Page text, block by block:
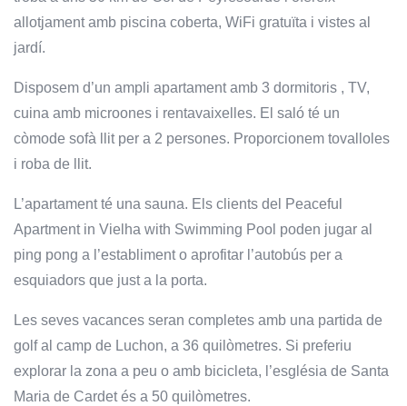
allotjament amb piscina coberta, WiFi gratuïta i vistes al
jardí.
Disposem d’un ampli apartament amb 3 dormitoris , TV,
cuina amb microones i rentavaixelles. El saló té un
còmode sofà llit per a 2 persones. Proporcionem tovalloles
i roba de llit.
L’apartament té una sauna. Els clients del Peaceful
Apartment in Vielha with Swimming Pool poden jugar al
ping pong a l’establiment o aprofitar l’autobús per a
esquiadors que just a la porta.
Les seves vacances seran completes amb una partida de
golf al camp de Luchon, a 36 quilòmetres. Si preferiu
explorar la zona a peu o amb bicicleta, l’església de Santa
Maria de Cardet és a 50 quilòmetres.